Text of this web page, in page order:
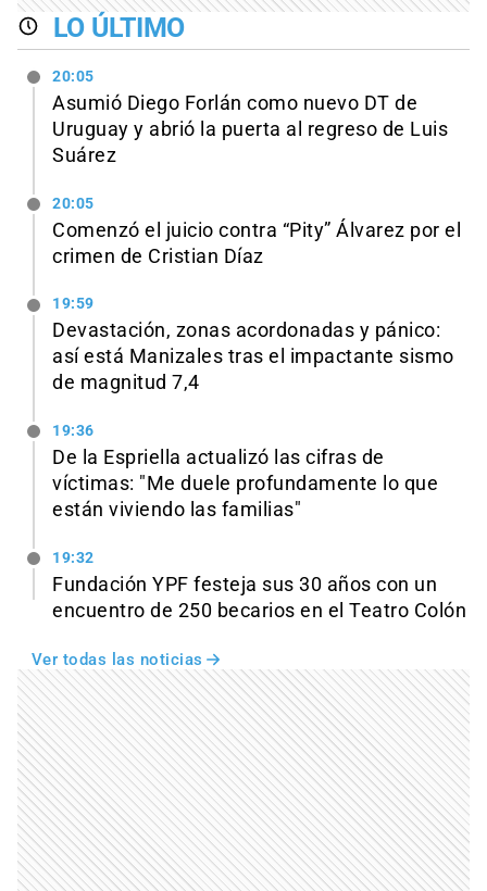
LO ÚLTIMO
20:05
Asumió Diego Forlán como nuevo DT de
Uruguay y abrió la puerta al regreso de Luis
Suárez
20:05
Comenzó el juicio contra “Pity” Álvarez por el
crimen de Cristian Díaz
19:59
Devastación, zonas acordonadas y pánico:
así está Manizales tras el impactante sismo
de magnitud 7,4
19:36
De la Espriella actualizó las cifras de
víctimas: "Me duele profundamente lo que
están viviendo las familias"
19:32
Fundación YPF festeja sus 30 años con un
encuentro de 250 becarios en el Teatro Colón
Ver todas las noticias